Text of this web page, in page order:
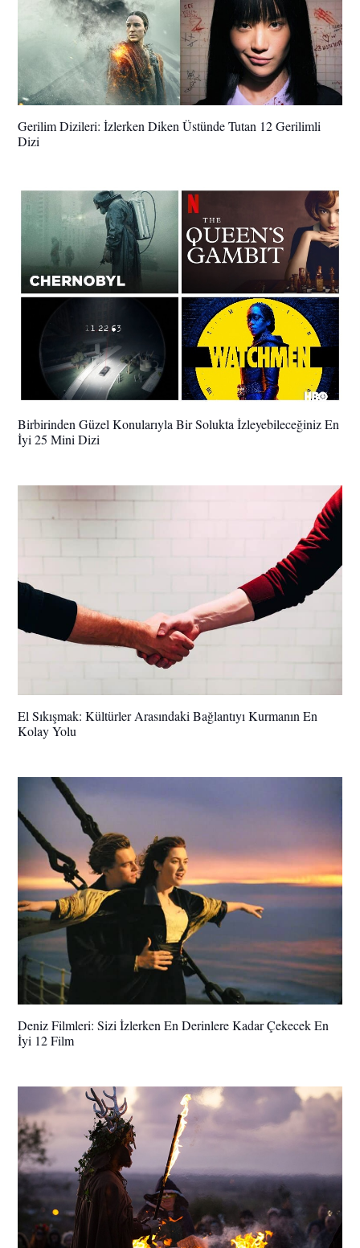
Gerilim Dizileri: İzlerken Diken Üstünde Tutan 12 Gerilimli
Dizi
Birbirinden Güzel Konularıyla Bir Solukta İzleyebileceğiniz En
İyi 25 Mini Dizi
El Sıkışmak: Kültürler Arasındaki Bağlantıyı Kurmanın En
Kolay Yolu
Deniz Filmleri: Sizi İzlerken En Derinlere Kadar Çekecek En
İyi 12 Film